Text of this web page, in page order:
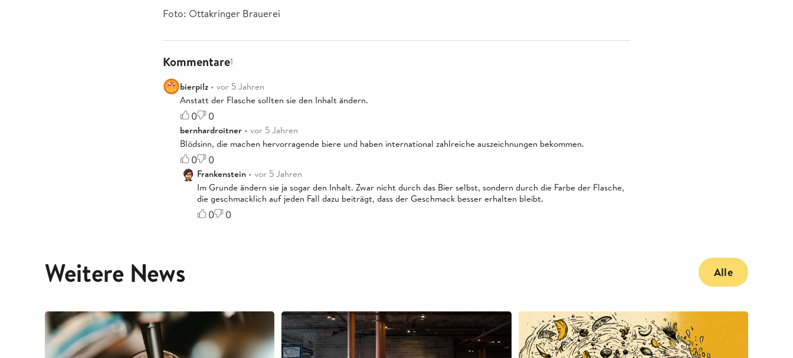
Foto: Ottakringer Brauerei
Kommentare1
bierpilz • vor 5 Jahren
Anstatt der Flasche sollten sie den Inhalt ändern.
0 0
bernhardroitner • vor 5 Jahren
Blödsinn, die machen hervorragende biere und haben international zahlreiche auszeichnungen bekommen.
0 0
Frankenstein • vor 5 Jahren
Im Grunde ändern sie ja sogar den Inhalt. Zwar nicht durch das Bier selbst, sondern durch die Farbe der Flasche,
die geschmacklich auf jeden Fall dazu beiträgt, dass der Geschmack besser erhalten bleibt.
0 0
Weitere News Alle